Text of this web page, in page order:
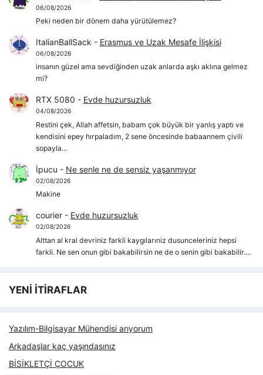
06/08/2026
Peki neden bir dönem daha yürütülemez?
ItalianBallSack - Erasmus ve Uzak Mesafe İlişkisi
06/08/2026
insanın güzel ama sevdiğinden uzak anlarda aşkı aklına gelmez
mi?
RTX 5080 - Evde huzursuzluk
04/08/2026
Restini çek, Allah affetsin, babam çok büyük bir yanlış yaptı ve
kendisini epey hırpaladım, 2 sene öncesinde babaannem çivili
sopayla…
İpucu - Ne senle ne de sensiz yaşanmıyor
02/08/2026
Makine
courier- Evde huzursuzluk
02/08/2026
Alttan al kral devriniz farkli kaygılarıniz dusunceleriniz hepsi
farkli. Ne sen onun gibi bakabilirsin ne de o senin gibi bakabilir.…
YENİ İTİRAFLAR
Yazılım-Bilgisayar Mühendisi arıyorum
Arkadaşlar kaç yaşındasınız
BİSİKLETÇİ ÇOCUK